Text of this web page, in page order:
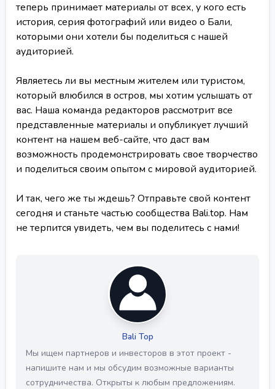
теперь принимает материалы от всех, у кого есть
история, серия фотографий или видео о Бали,
которыми они хотели бы поделиться с нашей
аудиторией.
Являетесь ли вы местным жителем или туристом,
который влюбился в остров, мы хотим услышать от
вас. Наша команда редакторов рассмотрит все
представленные материалы и опубликует лучший
контент на нашем веб-сайте, что даст вам
возможность продемонстрировать свое творчество
и поделиться своим опытом с мировой аудиторией.
И так, чего же ты ждешь? Отправьте свой контент
сегодня и станьте частью сообщества Bali.top. Нам
не терпится увидеть, чем вы поделитесь с нами!
Bali Top
Мы ищем партнеров и инвесторов в этот проект -
напишите нам и мы обсудим возможные варианты
сотрудничества. Открыты к любым предложениям.